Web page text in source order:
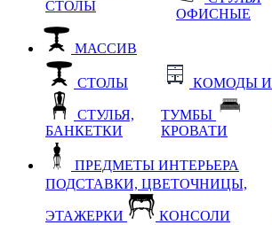
СТОЛЫ
ОФИСНЫЕ
МАССИВ
СТОЛЫ
СТУЛЬЯ,
БАНКЕТКИ
КОМОДЫ И
ТУМБЫ
КРОВАТИ
ПРЕДМЕТЫ ИНТЕРЬЕРА
ПОДСТАВКИ, ЦВЕТОЧНИЦЫ,
ЭТАЖЕРКИ КОНСОЛИ